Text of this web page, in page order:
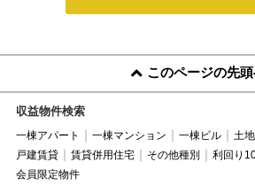
このページの先
収益物件検索
一棟アパート 一棟マンション 一棟ビル 土地
戸建賃貸
賃貸併用住宅 その他種別 利回り
会員限定物件